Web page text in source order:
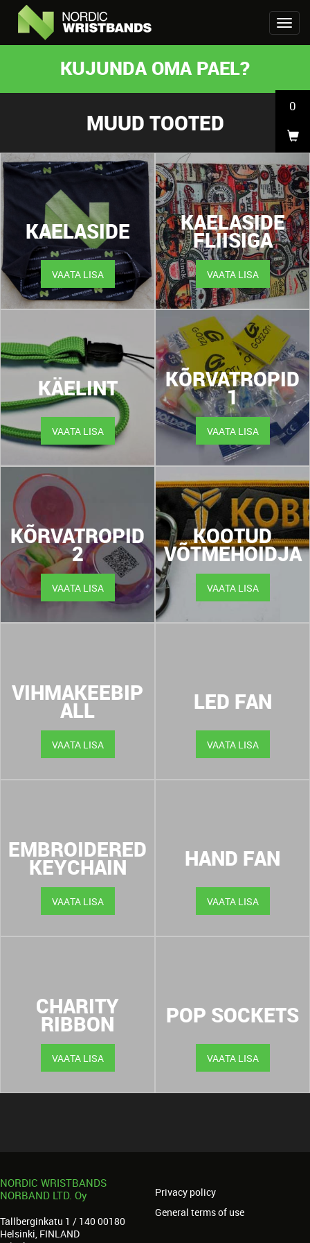
0
KUJUNDA OMA PAEL?
MUUD TOOTED
KAELASIDE
VAATA LISA
KAELASIDE
FLIISIGA
VAATA LISA
KÄELINT
VAATA LISA
KÕRVATROPID
1
VAATA LISA
KÕRVATROPID
2
VAATA LISA
KOOTUD
VÕTMEHOIDJA
VAATA LISA
VIHMAKEEBIP
ALL
VAATA LISA
LED FAN
VAATA LISA
EMBROIDERED
KEYCHAIN
VAATA LISA
HAND FAN
VAATA LISA
CHARITY
RIBBON
VAATA LISA
POP SOCKETS
VAATA LISA
NORDIC WRISTBANDS
NORBAND LTD. Oy
Tallberginkatu 1 / 140 00180
Helsinki, FINLAND
Privacy policy
General terms of use